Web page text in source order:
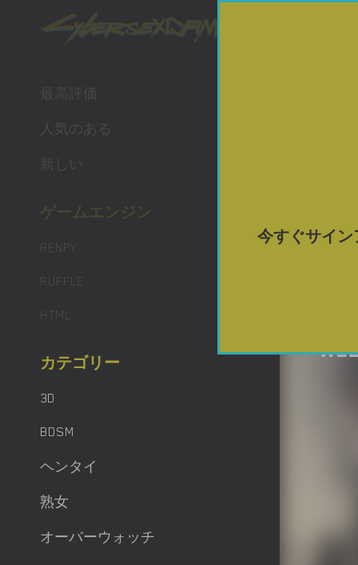
最高評価
人気のある
新しい
HTML
カテゴリー
3D
BDSM
ヘンタイ
熟女
オーバーウォッチ
今すぐサイン